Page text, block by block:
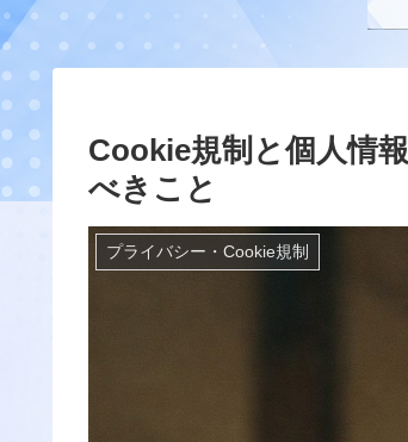
Cookie規制と個人情
べきこと
プライバシー・Cookie規制